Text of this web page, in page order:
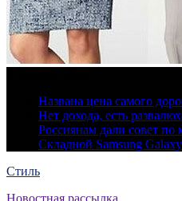
Названа цена самого
Нет дохода, есть
Россиянам дали совет
Складной Samsung
Стиль
Новостная рассылка